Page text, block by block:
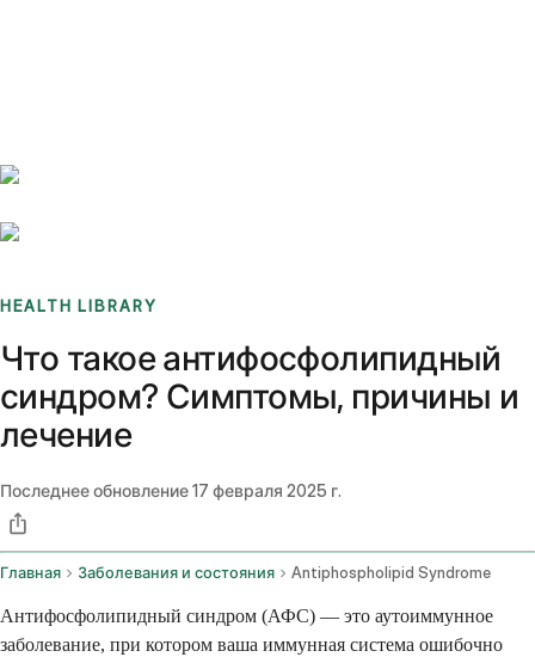
HEALTH LIBRARY
Что такое антифосфолипидный
синдром? Симптомы, причины и
лечение
Последнее обновление17 февраля 2025 г.
Главная Заболевания и состояния Antiphospholipid Syndrome
Антифосфолипидный синдром (АФС) — это аутоиммунное
заболевание, при котором ваша иммунная система ошибочно